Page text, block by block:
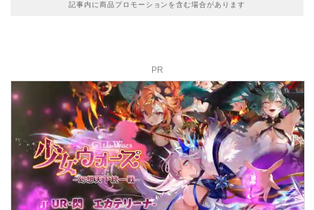
記事内に商品プロモーションを含む場合があります
PR